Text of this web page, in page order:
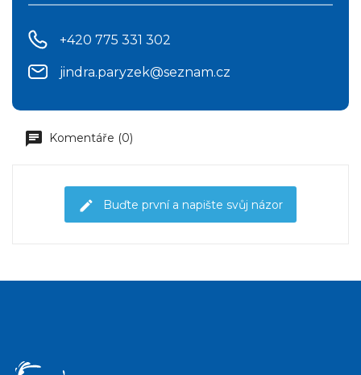
+420 775 331 302
jindra.paryzek@seznam.cz
Komentáře (0)
Buďte první a napište svůj názor